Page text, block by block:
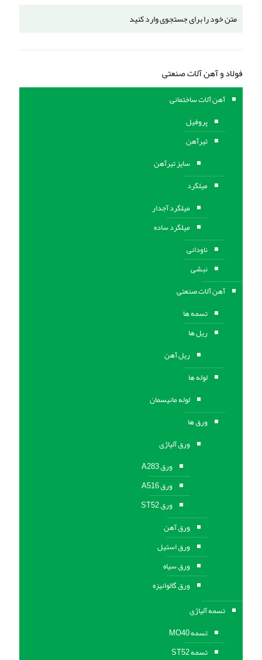
فولاد و آهن آلات صنعتی
آهن آلات ساختمانی
پروفیل
تیرآهن
سایز تیرآهن
میلگرد
میلگرد آجدار
میلگرد ساده
ناودانی
نبشی
آهن آلات صنعتی
تسمه ها
ریل ها
ریل آهن
لوله ها
لوله مانیسمان
ورق ها
ورق آلیاژی
ورق A283
ورق A516
ورق ST52
ورق آهن
ورق استیل
ورق سیاه
ورق گالوانیزه
تسمه آلیاژی
تسمه MO40
تسمه ST52